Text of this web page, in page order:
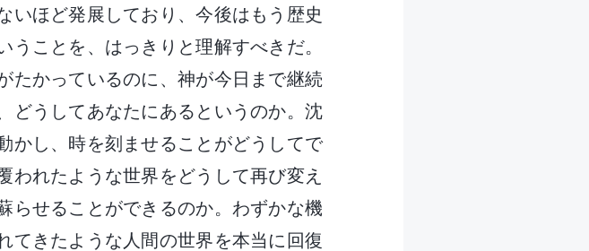
いほど発展しており、今後はもう歴史
ことを、はっきりと理解すべきだ。
たかっているのに、神が今日まで継続
どうしてあなたにあるというのか。沈
かし、時を刻ませることがどうしてで
われたような世界をどうして再び変え
らせることができるのか。わずかな機
てきたような人間の世界を本当に回復